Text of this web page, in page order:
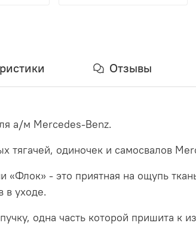
Отзывы
а/м Mercedes-Benz.
тягачей, одиночек и самосвалов
- это приятная на ощупь
в уходе.
одна часть которой пришита к